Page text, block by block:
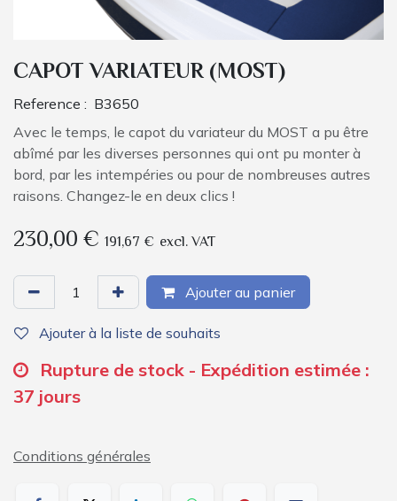
CAPOT VARIATEUR (MOST)
Reference : B3650
Avec le temps, le capot du variateur du MOST a pu être
abîmé par les diverses personnes qui ont pu monter à
bord, par les intempéries ou pour de nombreuses autres
raisons. Changez-le en deux clics !
230,00€ 191,67 € excl. VAT
Ajouter au panier
Ajouter à la liste de souhaits
Rupture de stock - Expédition estimée :
37 jours
Conditions générales